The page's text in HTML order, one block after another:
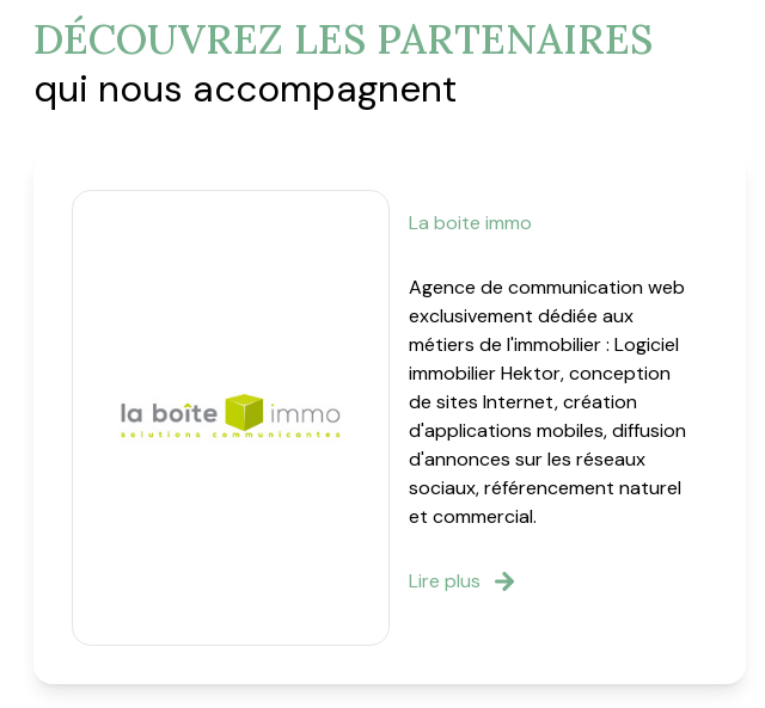
NOUS
CONTACTER
DÉCOUVREZ LES PARTENAIRES
qui nous accompagnent
La boite immo
Agence de communication web
exclusivement dédiée aux
métiers de l'immobilier : Logiciel
immobilier Hektor, conception
de sites Internet, création
d'applications mobiles, diffusion
d'annonces sur les réseaux
sociaux, référencement naturel
et commercial.
Lire plus